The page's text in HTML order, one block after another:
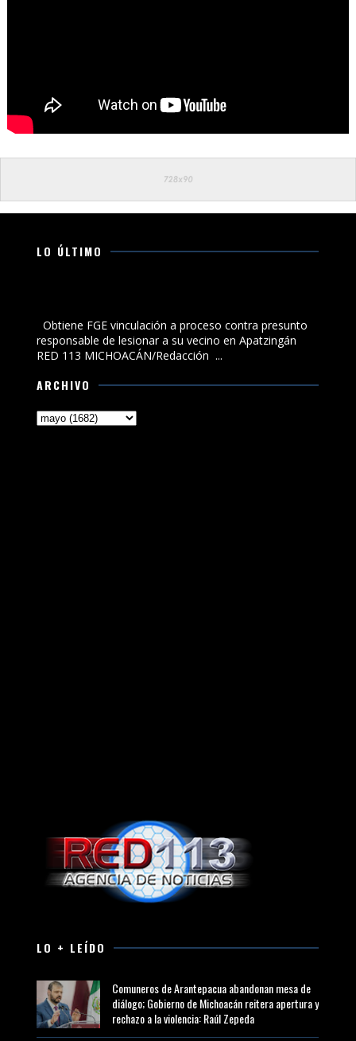
LO ÚLTIMO
Obtiene FGE vinculación a proceso contra presunto
responsable de lesionar a su vecino en Apatzingán
RED 113 MICHOACÁN/Redacción ...
ARCHIVO
LO + LEÍDO
Comuneros de Arantepacua abandonan mesa de
diálogo; Gobierno de Michoacán reitera apertura y
rechazo a la violencia: Raúl Zepeda